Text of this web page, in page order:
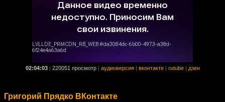
02:04:03 220051 просмотр аудиоверсия вконтакте rutube дзен
Григорий Прядко ВКонтакте